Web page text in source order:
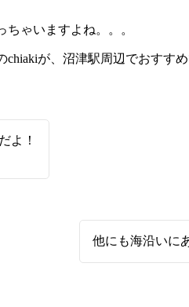
ゃいますよね。。。
が、沼津駅周辺でおすす
よ！
他にも海沿いに